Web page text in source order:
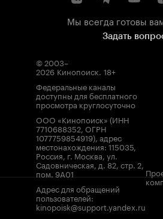
Мы всегда готовы
Задать
© 2003–
2026 Кинопоиск. 18+
Федеральные каналы
доступны для бесплатного
просмотра круглосуточно
ООО «Кинопоиск» (ИНН
7710688352, ОГРН
1077759854919), адрес
местонахождения: 115035,
Россия, г. Москва, ул.
Садовническая, д. 82, стр. 2,
пом. 9А01
Адрес для обращений
пользователей:
kinopoisk@support.yandex.ru